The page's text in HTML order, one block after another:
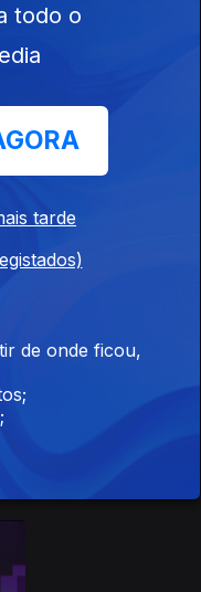
18 dez. 2021
17 dez. 2021
todo o
tarde
de onde ficou,